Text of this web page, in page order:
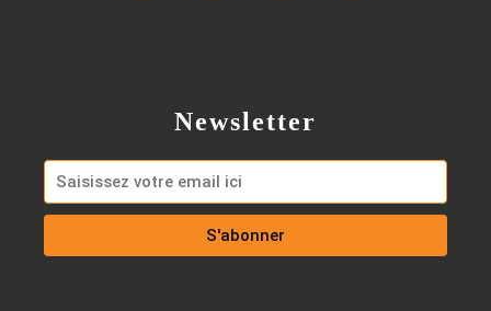
Newsletter